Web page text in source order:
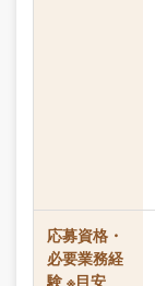
応募資格・
必要業務経
験 ※目安